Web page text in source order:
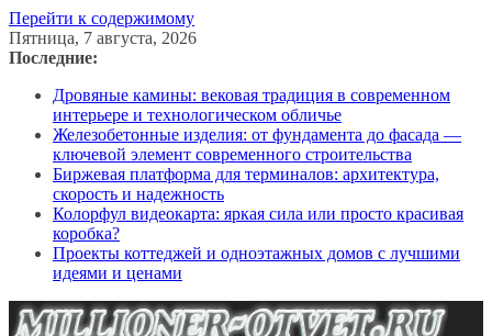
Перейти к содержимому
Пятница, 7 августа, 2026
Последние:
Дровяные камины: вековая традиция в современном
интерьере и технологическом обличье
Железобетонные изделия: от фундамента до фасада —
ключевой элемент современного строительства
Биржевая платформа для терминалов: архитектура,
скорость и надежность
Колорфул видеокарта: яркая сила или просто красивая
коробка?
Проекты коттеджей и одноэтажных домов с лучшими
идеями и ценами